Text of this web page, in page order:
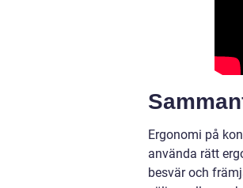
Ergonomi på
använda rätt
besvär och